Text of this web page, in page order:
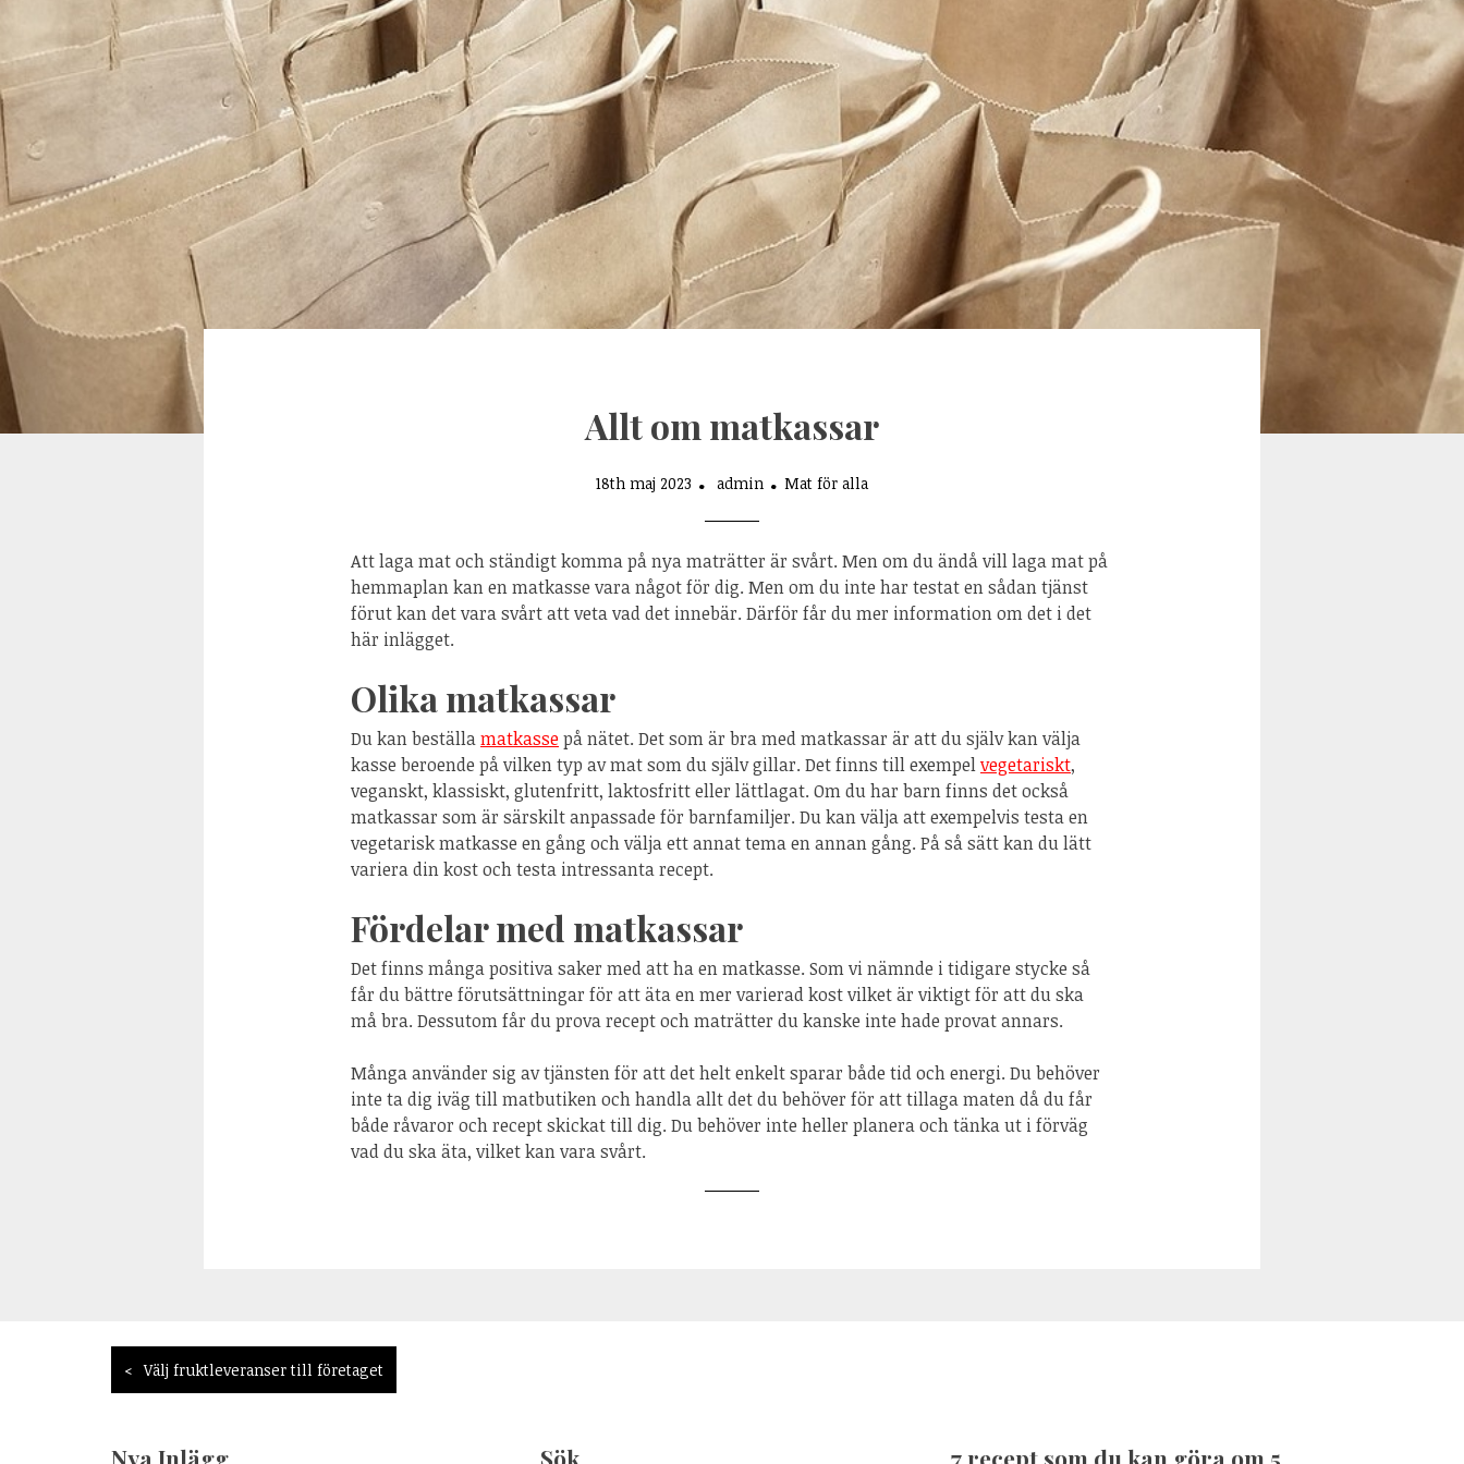
Allt om matkassar
18th maj 2023 admin Mat för alla
Att laga mat och ständigt komma på nya maträtter är svårt. Men om du ändå vill laga mat på
hemmaplan kan en matkasse vara något för dig. Men om du inte har testat en sådan tjänst
förut kan det vara svårt att veta vad det innebär. Därför får du mer information om det i det
här inlägget.
Olika matkassar
Du kan beställamatkassepå nätet. Det som är bra med matkassar är att du själv kan välja
kasse beroende på vilken typ av mat som du själv gillar. Det finns till exempelvegetariskt,
veganskt, klassiskt, glutenfritt, laktosfritt eller lättlagat. Om du har barn finns det också
matkassar som är särskilt anpassade för barnfamiljer. Du kan välja att exempelvis testa en
vegetarisk matkasse en gång och välja ett annat tema en annan gång. På så sätt kan du lätt
variera din kost och testa intressanta recept.
Fördelar med matkassar
Det finns många positiva saker med att ha en matkasse. Som vi nämnde i tidigare stycke så
får du bättre förutsättningar för att äta en mer varierad kost vilket är viktigt för att du ska
må bra. Dessutom får du prova recept och maträtter du kanske inte hade provat annars.
Många använder sig av tjänsten för att det helt enkelt sparar både tid och energi. Du behöver
inte ta dig iväg till matbutiken och handla allt det du behöver för att tillaga maten då du får
både råvaror och recept skickat till dig. Du behöver inte heller planera och tänka ut i förväg
vad du ska äta, vilket kan vara svårt.
Inläggsnavigering
Välj fruktleveranser till företaget
Nya Inlägg Sök 7 recept som du kan göra om 5